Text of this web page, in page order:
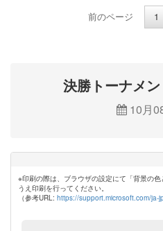
前のページ
1
決勝トーナメ
10月
※印刷の際は、ブラウザの設定にて「背景の
うえ印刷を行ってください。
（参考URL: https://support.microsoft.com/ja-